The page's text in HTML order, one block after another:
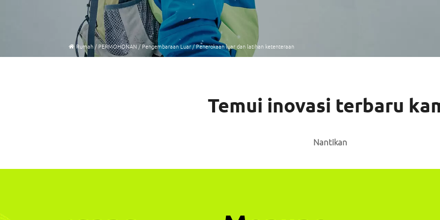
Rumah/ PERMOHONAN / Pengembaraan Luar/Penerokaan luar dan latihan ketenteraan
Temui inovasi terbaru
Nantikan